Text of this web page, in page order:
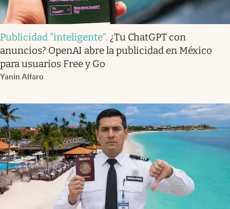
Publicidad "inteligente". ¿Tu ChatGPT con
anuncios? OpenAI abre la publicidad en México
para usuarios Free y Go
Yanin Alfaro